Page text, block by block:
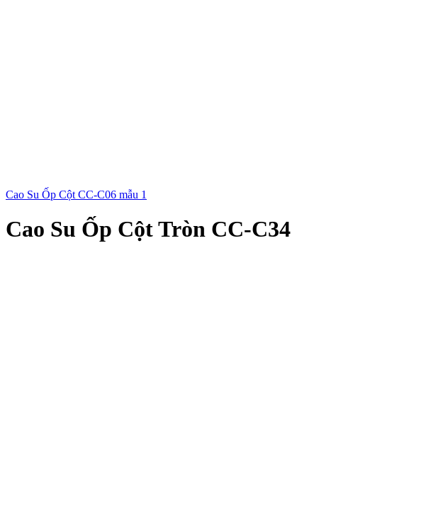
Cao Su Ốp Cột CC-C06 mẫu 1
Cao Su Ốp Cột Tròn CC-C34